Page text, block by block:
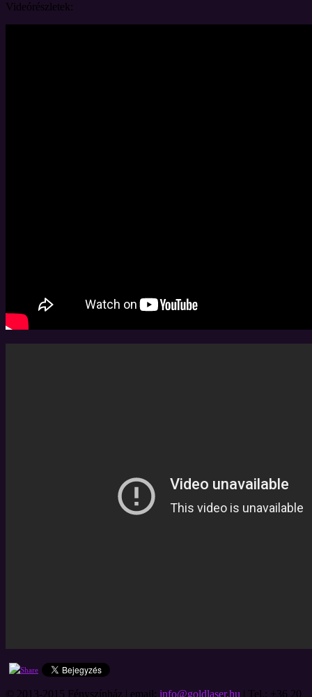
Videórészletek:
© 2013-2015 Fényszínház | email: info@goldlaser.hu | Tel.: +36 20